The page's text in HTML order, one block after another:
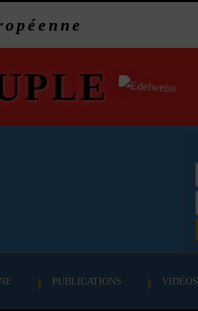
PUBLICATIONS VIDÉOS